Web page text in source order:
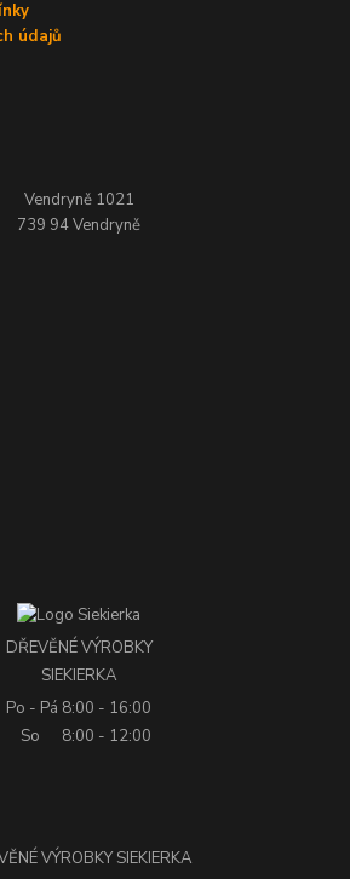
údajů
Vendryně 1021
739 94 Vendryně
DŘEVĚNÉ VÝROBKY
SIEKIERKA
Po - Pá 8:00 - 16:00
So
8:00 - 12:00
VÝROBKY SIEKIERKA